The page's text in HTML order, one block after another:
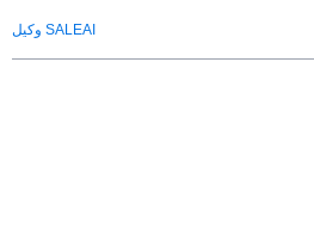
وكيل SALEAI